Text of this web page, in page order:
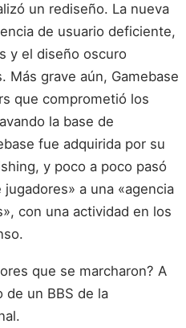
un rediseño. La nueva
de usuario deficiente,
y el diseño oscuro
Más grave aún, Gamebase
que comprometió los
la base de
fue adquirida por su
y poco a poco pasó
a una «agencia
con una actividad en los
que se marcharon? A
de un BBS de la